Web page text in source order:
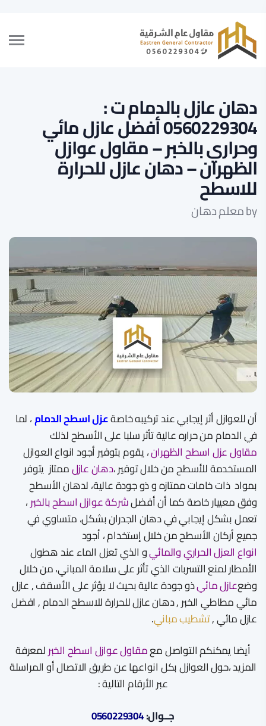
دهان عازل بالدمام ت :
0560229304 أفضل عازل مائي
وحراري بالخبر – مقاول عوازل
الظهران – دهان عازل للحرارة
للاسطح
byمعلم دهان
أن للعوازل أثر إيجابي عند تركيبه خاصةعزل اسطح الدمام، لما
في الدمام من حراره عالية تأثر سلبا على الأسطح لذلك
مقاول عزل اسطح الظهران، يقوم بتوفير أجود انواع العوازل
المستخدمة للأسطح من خلال توفير ،دهان عازلممتاز يتوفر
بمواد ذات خامات ممتازه و ذو جودة عالية، لدهان الأسطح
وفق معييار خاصة كما أن أفضلشركة عوازل اسطح بالخبر،
تعمل بشكل إيجابي في دهان الجدران بشكل، متساوي في
جميع أركان الأسطح من خلال إستخدام ، أجود
انواع العزل الحراري والمائيو الذي تعزل الماء عند هطول
الأمطار لمنع التسربات الذي تأثر على سلامة المباني، من خلال
وضععازل مائيذو جودة عالية بحيث لا يؤثر على الأسقف , عازل
مائي مطاطي الخبر , دهان عازل للحرارة للاسطح الدمام , افضل
عازل مائي ,تشطيب مباني.
أيضا يمكنكم التواصل معمقاول عوازل اسطح الخبرلمعرفة
المزيد ،حول العوازل بكل انواعها عن طريق الاتصال أو المراسلة
عبر الأرقام التالية :
جــوال:0560229304